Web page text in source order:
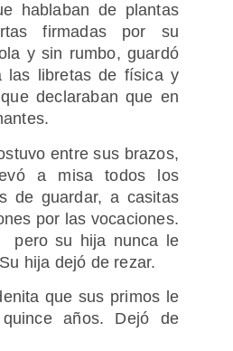
hablaban de plantas
firmadas por su
y sin rumbo, guardó
las libretas de física y
declaraban que en
entre sus brazos,
a misa todos los
de guardar, a casitas
por las vocaciones.
pero su hija nunca le
hija dejó de rezar.
que sus primos le
años. Dejó de